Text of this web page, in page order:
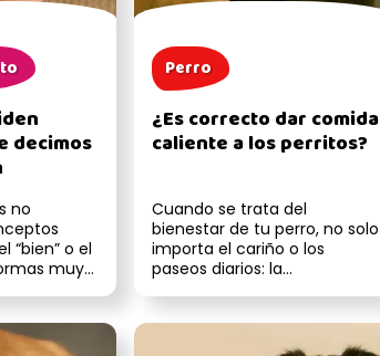
decimos
no
“bien” o el
muy
Perro
¿Es correcto dar comida
caliente a los perritos?
Cuando se trata del
bienestar de tu perro, no solo
importa el cariño o los
paseos diarios: la